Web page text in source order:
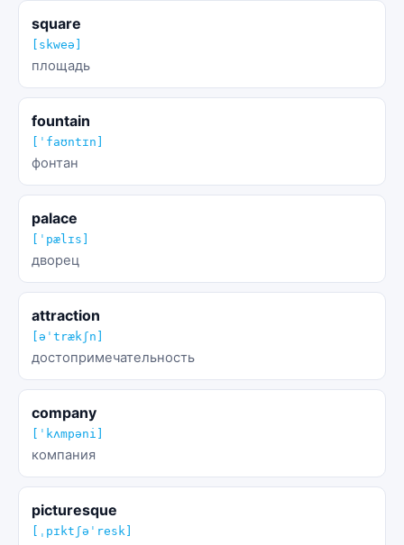
square
[skweə]
площадь
fountain
[ˈfaʊntɪn]
фонтан
palace
[ˈpælɪs]
дворец
attraction
[əˈtrækʃn]
достопримечательность
company
[ˈkʌmpəni]
компания
picturesque
[ˌpɪktʃəˈresk]